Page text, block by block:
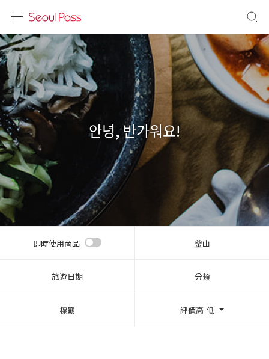
体)
文 (台灣)
안녕, 반가워요!
即時使用商品 釜山
旅遊日期 分類
標籤 評價高-低